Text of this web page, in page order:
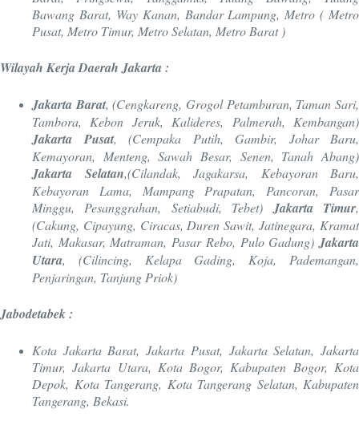
Bawang Barat, Way Kanan, Bandar Lampung, Metro ( Metro
Pusat, Metro Timur, Metro Selatan, Metro Barat )
Wilayah Kerja Daerah Jakarta :
Jakarta Barat, (Cengkareng, Grogol Petamburan, Taman Sari,
Tambora, Kebon Jeruk, Kalideres, Palmerah, Kembangan)
Jakarta Pusat, (Cempaka Putih, Gambir, Johar Baru,
Kemayoran, Menteng, Sawah Besar, Senen, Tanah Abang)
Jakarta Selatan,(Cilandak, Jagakarsa, Kebayoran Baru,
Kebayoran Lama, Mampang Prapatan, Pancoran, Pasar
Minggu, Pesanggrahan, Setiabudi, Tebet) Jakarta Timur,
(Cakung, Cipayung, Ciracas, Duren Sawit, Jatinegara, Kramat
Jati, Makasar, Matraman, Pasar Rebo, Pulo Gadung) Jakarta
Utara, (Cilincing, Kelapa Gading, Koja, Pademangan,
Penjaringan, Tanjung Priok)
Jabodetabek :
Kota Jakarta Barat, Jakarta Pusat, Jakarta Selatan, Jakarta
Timur, Jakarta Utara, Kota Bogor, Kabupaten Bogor, Kota
Depok, Kota Tangerang, Kota Tangerang Selatan, Kabupaten
Tangerang, Bekasi.